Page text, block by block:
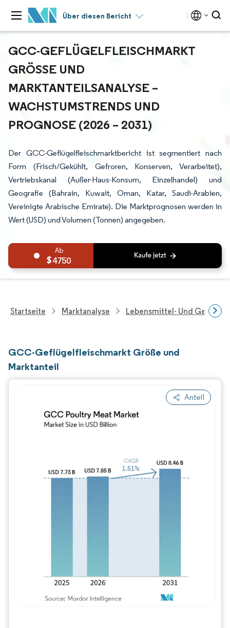
Über diesen Bericht
GCC-GEFLÜGELFLEISCHMARKT
GRÖSSE UND M
ARKTANTEILSANALYSE – W
ACHSTUMSTRENDS UND P
ROGNOSE (2026 – 2031)
Der GCC-Geflügelfleischmarktbericht ist segmentiert nach
Form (Frisch/Gekühlt, Gefroren, Konserven, Verarbeitet),
Vertriebskanal (Außer-Haus-Konsum, Einzelhandel) und
Geografie (Bahrain, Kuwait, Oman, Katar, Saudi-Arabien,
Vereinigte Arabische Emirate). Die Marktprognosen werden in
Wert (USD) und Volumen (Tonnen) angegeben.
4750
Startseite Marktanalyse Lebensmittel- Und
GCC-Geflügelfleischmarkt Größe und
Marktanteil
Anteil